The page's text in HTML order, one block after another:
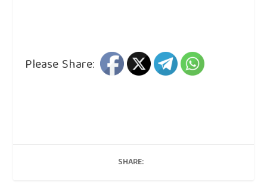
Please Share:
SHARE: